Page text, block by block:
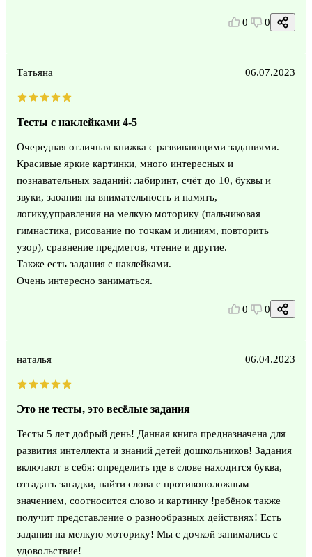
0 0
Татьяна 06.07.2023
Тесты с наклейками 4-5
Очередная отличная книжка с развивающими заданиями.
Красивые яркие картинки, много интересных и
познавательных заданий: лабиринт, счёт до 10, буквы и
звуки, заоания на внимательность и память,
логику,управления на мелкую моторику (пальчиковая
гимнастика, рисование по точкам и линиям, повторить
узор), сравнение предметов, чтение и другие.
Также есть задания с наклейками.
Очень интересно заниматься.
0 0
наталья 06.04.2023
Это не тесты, это весёлые задания
Тесты 5 лет добрый день! Данная книга предназначена для
развития интеллекта и знаний детей дошкольников! Задания
включают в себя: определить где в слове находится буква,
отгадать загадки, найти слова с противоположным
значением, соотносится слово и картинку !ребёнок также
получит представление о разнообразных действиях! Есть
задания на мелкую моторику! Мы с дочкой занимались с
удовольствие!